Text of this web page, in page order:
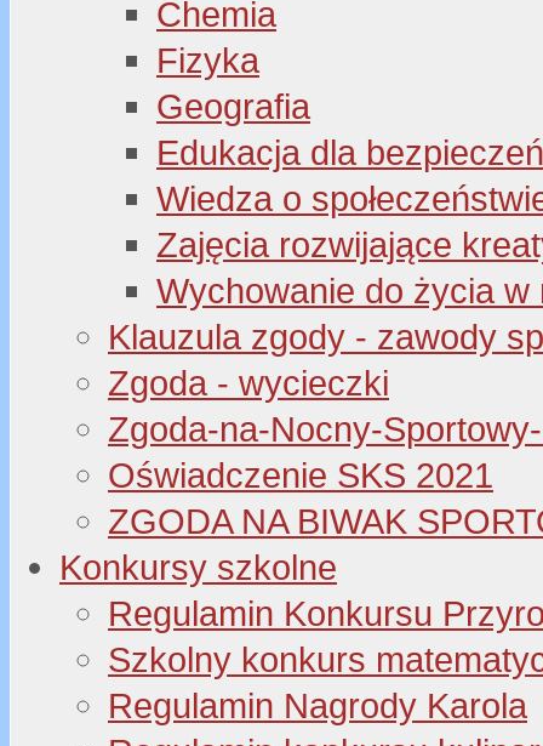
Chemia
Fizyka
Geografia
Edukacja dla
Wiedza o
Zajęcia rozwijające
Wychowanie do życia w
Klauzula zgody - zawody
Zgoda - wycieczki
Zgoda-na-Nocny-
Oświadczenie SKS 2021
ZGODA NA BIWAK
Konkursy szkolne
Regulamin Konkursu
Szkolny konkurs
Regulamin Nagrody Karola